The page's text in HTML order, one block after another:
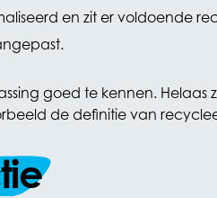
en zit er voldoende
goed te kennen. Helaas
de definitie van